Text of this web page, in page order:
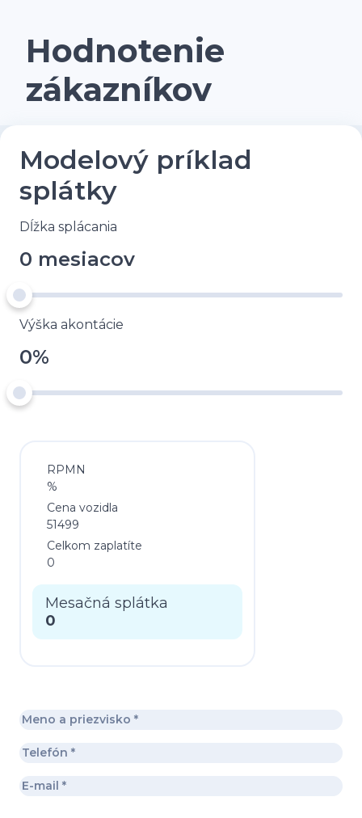
Hodnotenie
zákazníkov
Modelový príklad
splátky
Dĺžka splácania
0 mesiacov
Výška akontácie
0%
RPMN
%
Cena vozidla
51499
Celkom zaplatíte
0
Mesačná splátka
0